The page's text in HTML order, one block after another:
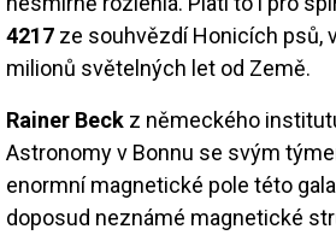
4217 ze souhvězdí Honicích psů,
milionů světelných let od Země.
Rainer Beck z německého
Astronomy v Bonnu se svým
enormní magnetické pole této
doposud neznámé magnetické